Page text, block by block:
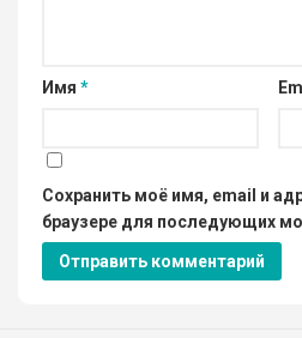
Имя *
Сохранить моё имя, email и
браузере для последующих